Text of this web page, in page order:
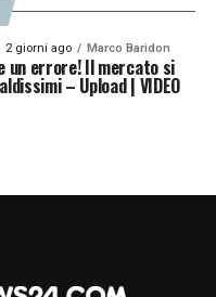
2 giorni ago Marco Baridon
un errore! Il mercato si
– Upload | VIDEO